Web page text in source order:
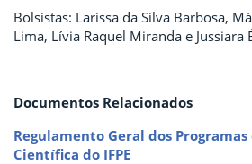
Bolsistas: Larissa da Silva Barbosa,
Lima, Lívia Raquel Miranda e Jussiara
Documentos Relacionados
Regulamento Geral dos
Científica do IFPE